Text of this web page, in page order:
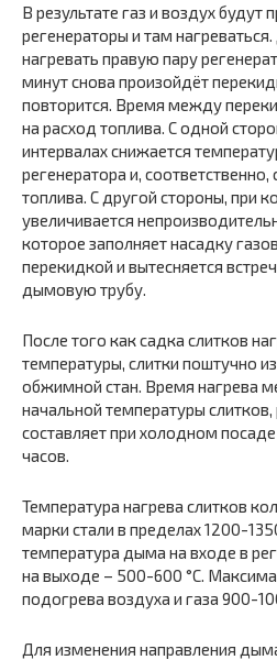
В результате газ и воздух будут
регенераторы и там
нагревать правую пару
минут снова произойдёт
повторится. Время между
на расход топлива. С одной
интервалах снижается
регенератора и,
топлива. С другой стороны, при
увеличивается
которое заполняет насадку
перекидкой и вытесняется
дымовую трубу.
После того как садка слитков
температуры, слитки поштучно
обжимной стан. Время нагрева
начальной температуры
составляет при холодном
часов.
Температура нагрева слитков
марки стали в пределах 1200-
температура дыма на входе в
на выходе – 500-600 °С.
подогрева воздуха и газа 900-
Для изменения направления